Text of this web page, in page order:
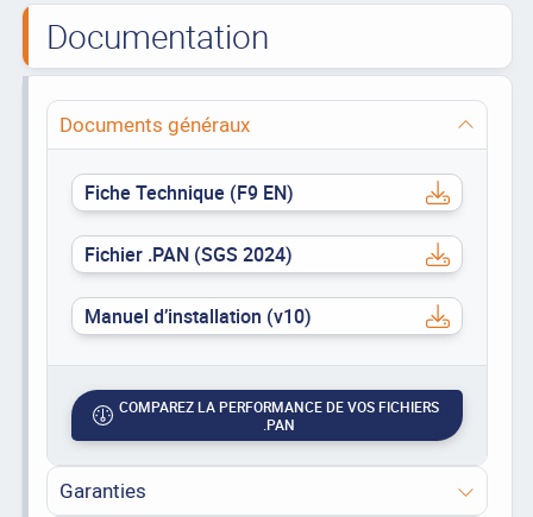
Documentation
Documents généraux
Fiche Technique (F9 EN)
Fichier .PAN (SGS 2024)
Manuel d’installation (v10)
COMPAREZ LA PERFORMANCE DE VOS FICHIERS
.PAN
Garanties